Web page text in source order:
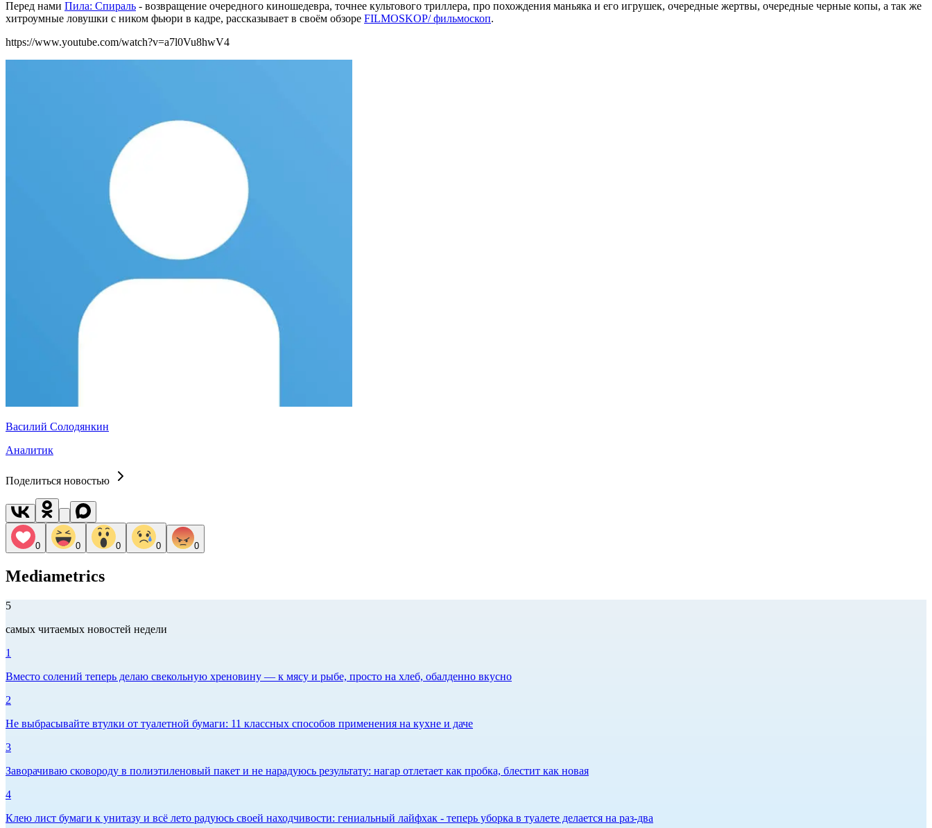
Перед нами Пила: Спираль - возвращение очередного киношедевра, точнее культового триллера, про похождения маньяка и его игрушек, очередные жертвы, очередные черные копы, а так же
хитроумные ловушки с ником фьюри в кадре, рассказывает в своём обзоре FILMOSKOP/ фильмоскоп.
https://www.youtube.com/watch?v=a7l0Vu8hwV4
Василий Солодянкин
Аналитик
Поделиться новостью
0 0 0 0 0
Mediametrics
5
самых читаемых новостей недели
1
Вместо солений теперь делаю свекольную хреновину — к мясу и рыбе, просто на хлеб, обалденно вкусно
2
Не выбрасывайте втулки от туалетной бумаги: 11 классных способов применения на кухне и даче
3
Заворачиваю сковороду в полиэтиленовый пакет и не нарадуюсь результату: нагар отлетает как пробка, блестит как новая
4
Клею лист бумаги к унитазу и всё лето радуюсь своей находчивости: гениальный лайфхак - теперь уборка в туалете делается на раз-два